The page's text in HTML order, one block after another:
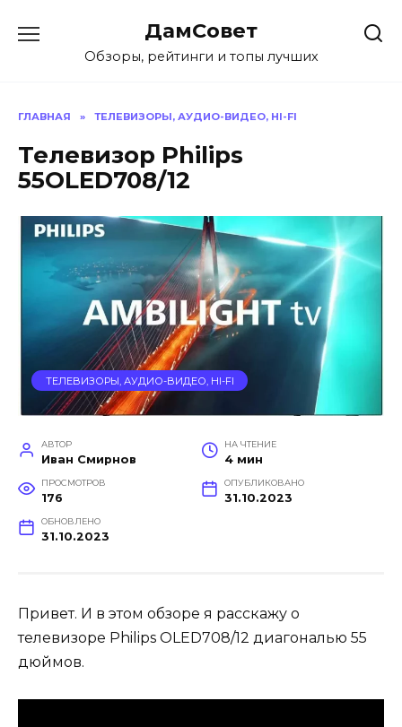
содержанию
ДамСовет
Обзоры, рейтинги и топы лучших
ГЛАВНАЯ » ТЕЛЕВИЗОРЫ, АУДИО-ВИДЕО, HI-FI
Телевизор Philips
55OLED708/12
ТЕЛЕВИЗОРЫ, АУДИО-ВИДЕО, HI-FI
АВТОР
Иван Смирнов
НА ЧТЕНИЕ
4 мин
ПРОСМОТРОВ
176
ОПУБЛИКОВАНО
31.10.2023
ОБНОВЛЕНО
31.10.2023
Привет. И в этом обзоре я расскажу о
телевизоре Philips OLED708/12 диагональю 55
дюймов.